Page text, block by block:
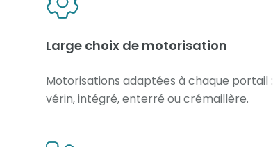
Large choix de motorisation
Motorisations adaptées à chaque portail :
vérin, intégré, enterré ou crémaillère.